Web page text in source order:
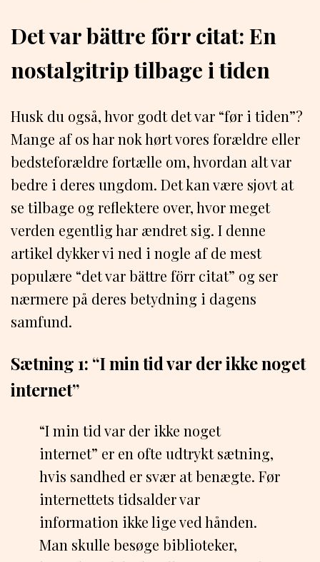
Det var bättre förr citat: En
nostalgitrip tilbage i tiden
Husk du også, hvor godt det var “før i tiden”?
Mange af os har nok hørt vores forældre eller
bedsteforældre fortælle om, hvordan alt var
bedre i deres ungdom. Det kan være sjovt at
se tilbage og reflektere over, hvor meget
verden egentlig har ændret sig. I denne
artikel dykker vi ned i nogle af de mest
populære “det var bättre förr citat” og ser
nærmere på deres betydning i dagens
samfund.
Sætning 1: “I min tid var der ikke noget
internet”
“I min tid var der ikke noget
internet” er en ofte udtrykt sætning,
hvis sandhed er svær at benægte. Før
internettets tidsalder var
information ikke lige ved hånden.
Man skulle besøge biblioteker,